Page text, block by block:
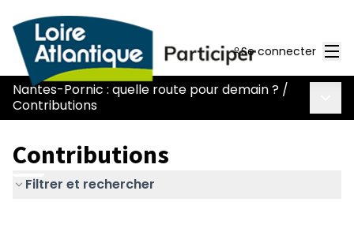
Se connecter
Nantes-Pornic : quelle route pour demain ? /
Contributions
Contributions
Filtrer et rechercher